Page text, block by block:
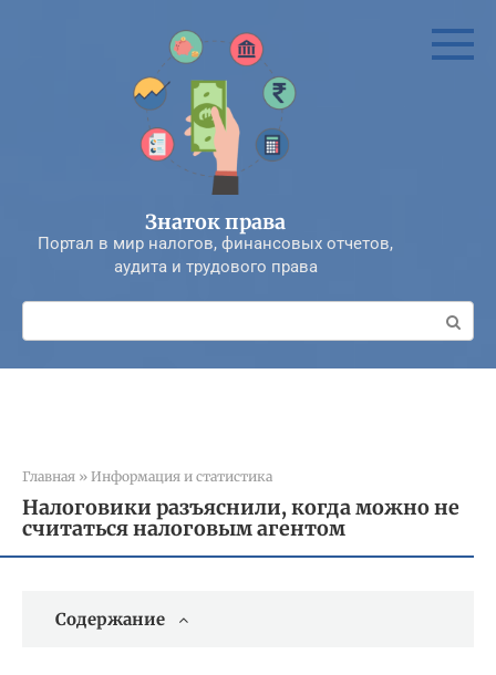
Знаток права
Портал в мир налогов, финансовых отчетов,
аудита и трудового права
Поиск:
Главная » Информация и статистика
Налоговики разъяснили, когда можно не
считаться налоговым агентом
Содержание